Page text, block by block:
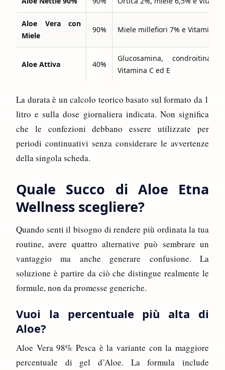
Aloe Vera con
Miele
90% Miele millefiori 7% e Vitamina
Aloe Attiva 40%
Glucosamina, condroitina,
Vitamina C ed E
La durata è un calcolo teorico basato sul formato da 1
litro e sulla dose giornaliera indicata. Non significa
che le confezioni debbano essere utilizzate per
periodi continuativi senza considerare le avvertenze
della singola scheda.
Quale Succo di Aloe Etna
Wellness scegliere?
Quando senti il bisogno di rendere più ordinata la tua
routine, avere quattro alternative può sembrare un
vantaggio ma anche generare confusione. La
soluzione è partire da ciò che distingue realmente le
formule, non da promesse generiche.
Vuoi la percentuale più alta di
Aloe?
Aloe Vera 98% Pesca è la variante con la maggiore
percentuale di gel d’Aloe. La formula include